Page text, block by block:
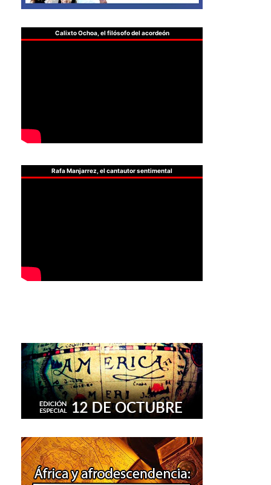
Calixto Ochoa, el filósofo del acordeón
Rafa Manjarrez, el cantautor sentimental